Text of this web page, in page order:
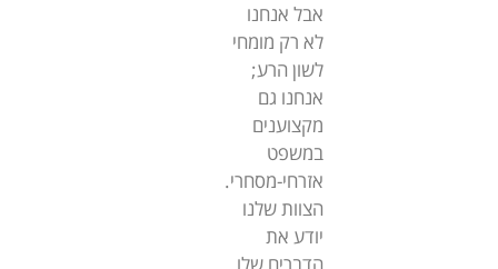
אבל אנחנו
לא רק מומחי
לשון הרע;
אנחנו גם
מקצוענים
במשפט
אזרחי-מסחרי.
הצוות שלנו
יודע את